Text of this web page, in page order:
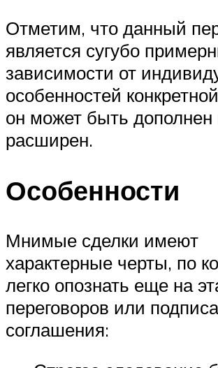
Отметим, что данный
является сугубо
зависимости от
особенностей
он может быть дополнен
расширен.
Особенности
Мнимые сделки имеют
характерные черты, по
легко опознать еще на
переговоров или
соглашения: